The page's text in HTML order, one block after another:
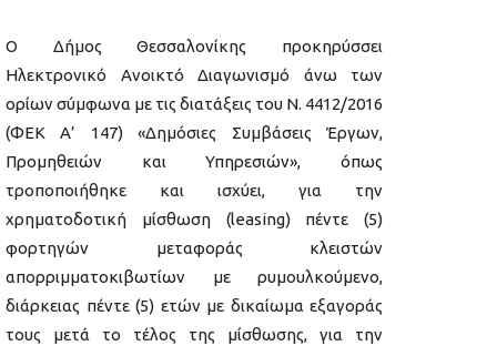
Ο Δήμος Θεσσαλονίκης προκηρύσσει
Ηλεκτρονικό Ανοικτό Διαγωνισμό άνω των
ορίων σύμφωνα με τις διατάξεις του Ν. 4412/2016
(ΦΕΚ Α’ 147) «Δημόσιες Συμβάσεις Έργων,
Προμηθειών και Υπηρεσιών», όπως
τροποποιήθηκε και ισχύει, για την
χρηματοδοτική μίσθωση (leasing) πέντε (5)
φορτηγών μεταφοράς κλειστών
απορριμματοκιβωτίων με ρυμουλκούμενο,
διάρκειας πέντε (5) ετών με δικαίωμα εξαγοράς
τους μετά το τέλος της μίσθωσης, για την